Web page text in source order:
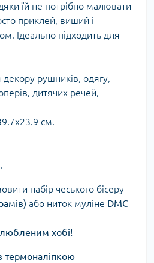
їй не потрібно малювати
приклей, виший і
Ідеально підходить для
декору рушників, одягу,
дитячих речей,
см.
набір чеського бісеру
) або ниток муліне DMC
хобі!
термоналіпкою